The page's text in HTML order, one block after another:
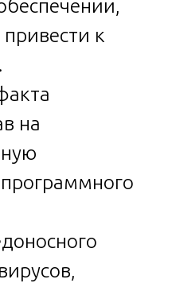
к
на